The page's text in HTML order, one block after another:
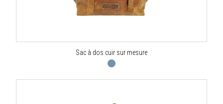
Sac à dos cuir sur mesure